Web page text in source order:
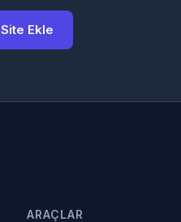
Site Ekle
ARAÇLAR